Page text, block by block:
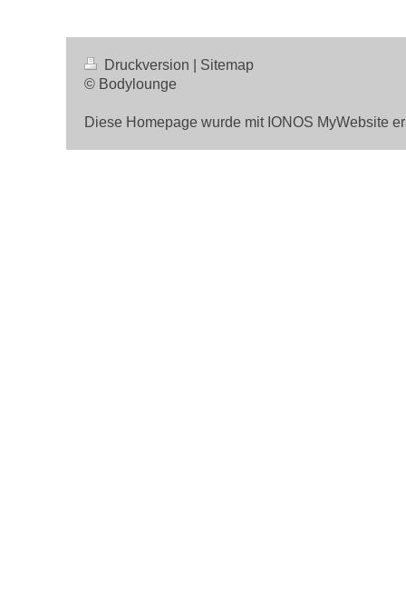
Druckversion
Sitemap
© Bodylounge
Diese Homepage wurde mit IONOS MyWebsite